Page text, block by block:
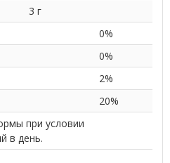
3 г
0%
0%
2%
20%
при условии
в день.